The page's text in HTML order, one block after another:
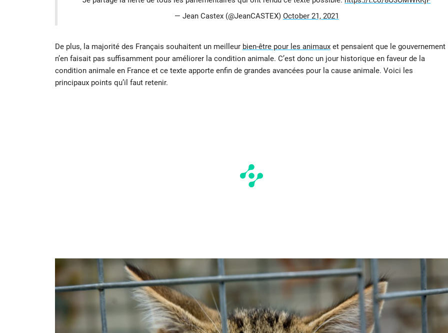
— Jean Castex (@JeanCASTEX) October 21, 2021
De plus, la majorité des Français souhaitent un meilleur bien-être pour les animauxet pensaient que le gouvernement
n’en faisait pas suffisamment pour améliorer la condition animale. C’est donc un jour historique en faveur de la
condition animale en France et ce texte apporte enfin de grandes avancées pour la cause animale. Voici les
principaux points qu’il faut retenir.